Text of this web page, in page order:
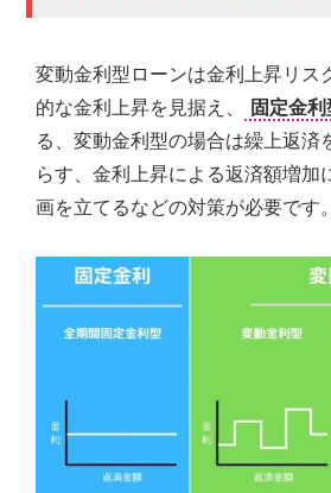
約
束
致
し
ま
す。
変動金利型ローンは金利上昇リス
的な金利上昇を見据え、
固定金
る、変動金利型の場合は繰上返済
らす、金利上昇による返済額増加
画を立てるなどの対策が必要です。